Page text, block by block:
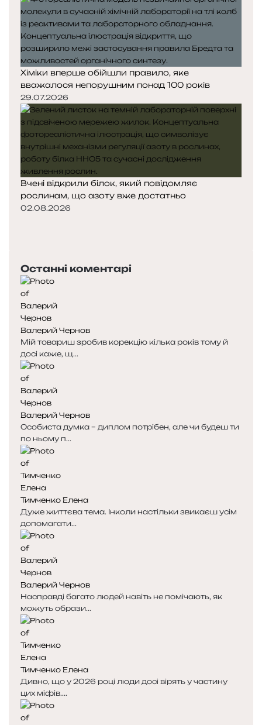
Хіміки вперше обійшли правило, яке
вважалося непорушним понад 100 років
29.07.2026
Вчені відкрили білок, який повідомляє
рослинам, що азоту вже достатньо
02.08.2026
р
е
д
н
я
с
т
о
р
і
н
к
а
т
у
п
н
а
с
т
о
р
і
н
к
а
Останні коментарі
Валерий Чернов
Мій товариш зробив корекцію кілька років тому й
досі каже, щ...
Валерий Чернов
Особиста думка – диплом потрібен, але чи будеш ти
по ньому п...
Тимченко Елена
Дуже життєва тема. Інколи настільки звикаєш усім
допомагати...
Валерий Чернов
Насправді багато людей навіть не помічають, як
можуть образи...
Тимченко Елена
Дивно, що у 2026 році люди досі вірять у частину
цих міфів....